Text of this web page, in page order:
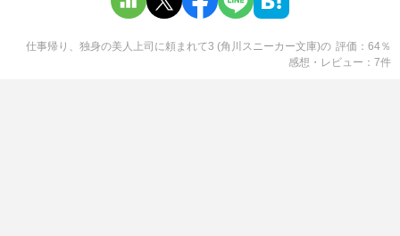
仕事帰り、独身の美人上司に頼まれて3 (角川スニーカー文庫)の 評価 64％
感想・レビュー
7件